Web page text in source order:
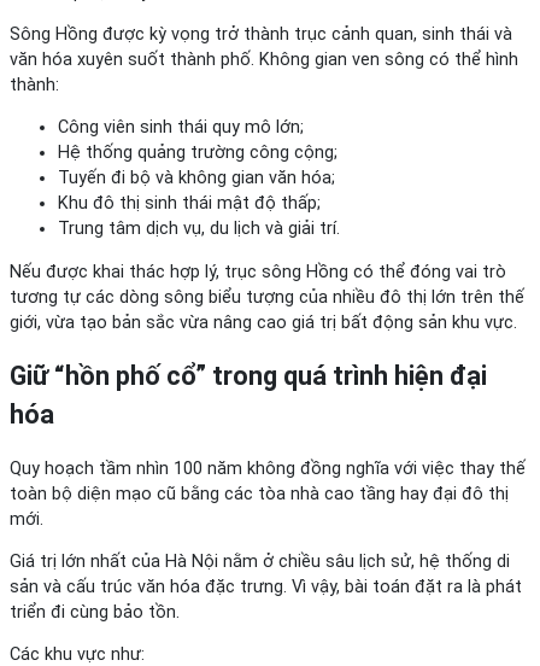
Sông Hồng được kỳ vọng trở thành trục cảnh quan, sinh thái và
văn hóa xuyên suốt thành phố. Không gian ven sông có thể hình
thành:
Công viên sinh thái quy mô lớn;
Hệ thống quảng trường công cộng;
Tuyến đi bộ và không gian văn hóa;
Khu đô thị sinh thái mật độ thấp;
Trung tâm dịch vụ, du lịch và giải trí.
Nếu được khai thác hợp lý, trục sông Hồng có thể đóng vai trò
tương tự các dòng sông biểu tượng của nhiều đô thị lớn trên thế
giới, vừa tạo bản sắc vừa nâng cao giá trị bất động sản khu vực.
Giữ “hồn phố cổ” trong quá trình hiện đại
hóa
Quy hoạch tầm nhìn 100 năm không đồng nghĩa với việc thay thế
toàn bộ diện mạo cũ bằng các tòa nhà cao tầng hay đại đô thị
mới.
Giá trị lớn nhất của Hà Nội nằm ở chiều sâu lịch sử, hệ thống di
sản và cấu trúc văn hóa đặc trưng. Vì vậy, bài toán đặt ra là phát
triển đi cùng bảo tồn.
Các khu vực như: